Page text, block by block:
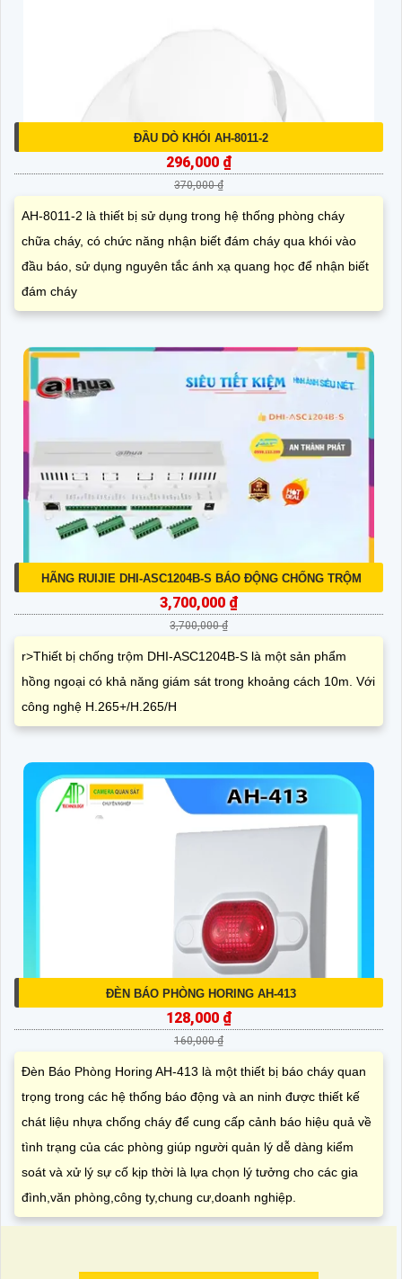
ĐẦU DÒ KHÓI AH-8011-2
296,000 ₫
370,000 ₫
AH-8011-2 là thiết bị sử dụng trong hệ thống phòng cháy
chữa cháy, có chức năng nhận biết đám cháy qua khói vào
đầu báo, sử dụng nguyên tắc ánh xạ quang học để nhận biết
đám cháy
HÃNG RUIJIE DHI-ASC1204B-S BÁO ĐỘNG CHỐNG TRỘM
3,700,000 ₫
3,700,000 ₫
r>Thiết bị chống trộm DHI-ASC1204B-S là một sản phẩm
hồng ngoại có khả năng giám sát trong khoảng cách 10m. Với
công nghệ H.265+/H.265/H
ĐÈN BÁO PHÒNG HORING AH-413
128,000 ₫
160,000 ₫
Đèn Báo Phòng Horing AH-413 là một thiết bị báo cháy quan
trọng trong các hệ thống báo động và an ninh được thiết kế
chát liệu nhựa chống cháy để cung cấp cảnh báo hiệu quả về
tình trạng của các phòng giúp người quản lý dễ dàng kiểm
soát và xử lý sự cố kịp thời là lựa chọn lý tưởng cho các gia
đình,văn phòng,công ty,chung cư,doanh nghiệp.